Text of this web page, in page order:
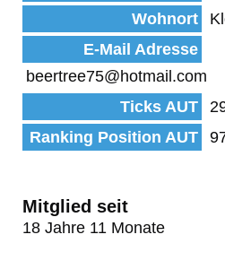
Inhalt
Wohnort
E-Mail Adresse
beertree75@hotmail.com
Ticks AUT
Ranking Position AUT
Mitglied seit
18 Jahre 11 Monate